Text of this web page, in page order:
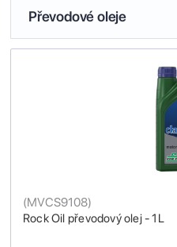
Převodové oleje
Rock Oil převodový olej - 1L
(MVCS9108)